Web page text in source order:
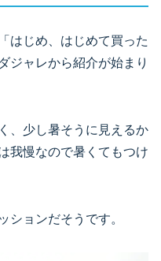
はじめ、はじめて買った
ジャレから紹介が始まり
、少し暑そうに見えるか
我慢なので暑くてもつけ
ションだそうです。